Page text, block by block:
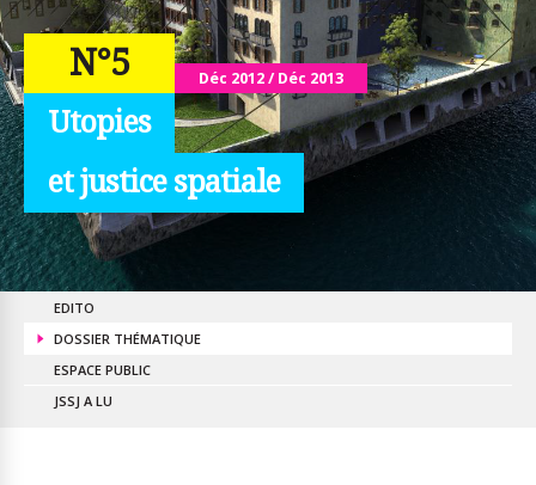
Déc 2012 / Déc 2013
N°5
Utopies
et justice spatiale
EDITO
DOSSIER THÉMATIQUE
ESPACE PUBLIC
JSSJ A LU